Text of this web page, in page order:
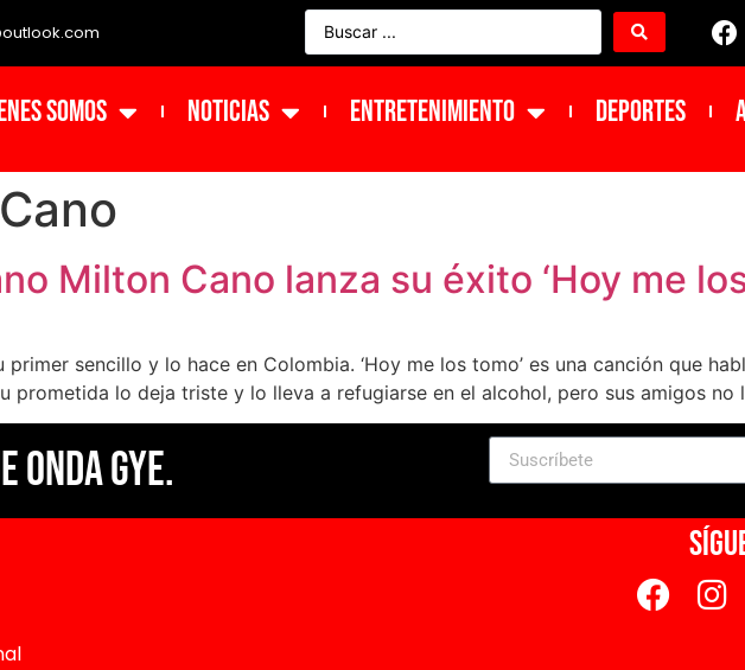
Somos NOTICIAS ENTRETENIMIENTO DEPORTES
Milton Cano lanza su éxito ‘Hoy me
sencillo y lo hace en Colombia. ‘Hoy me los tomo’ es una canción que
prometida lo deja triste y lo lleva a refugiarse en el alcohol, pero sus amigos
Gye.